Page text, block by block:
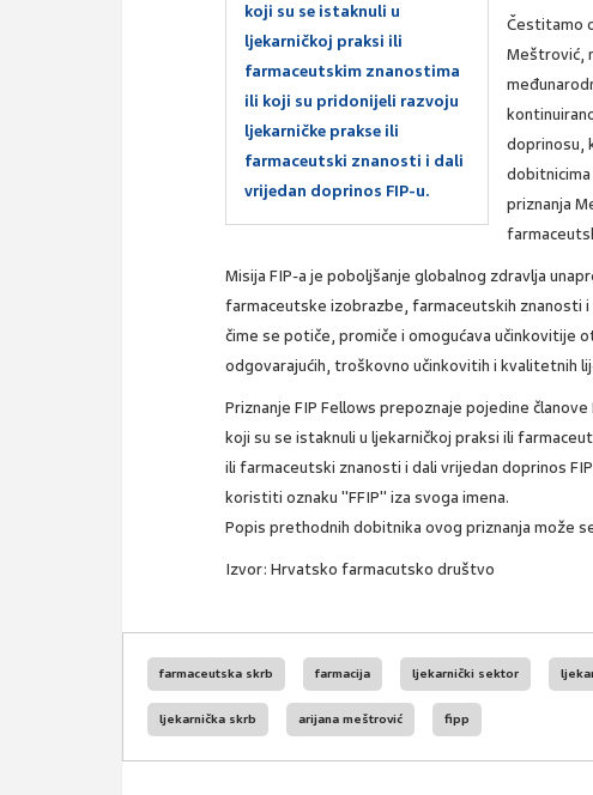
koji su se istaknuli u
ljekarničkoj praksi ili
farmaceutskim znanostima
ili koji su pridonijeli razvoju
ljekarničke prakse ili
farmaceutski znanosti i dali
vrijedan doprinos FIP-u.
Čestitamo
Meštrović,
doprinosu,
priznanja
Misija FIP-a je poboljšanje globalnog zdravlja
farmaceutske izobrazbe, farmaceutskih znanosti
čime se potiče, promiče i omogućava
odgovarajućih, troškovno učinkovitih i kvalitetnih
Priznanje FIP Fellows prepoznaje pojedine
koji su se istaknuli u ljekarničkoj praksi ili
ili farmaceutski znanosti i dali vrijedan doprinos
koristiti oznaku "FFIP" iza svoga imena.
Popis prethodnih dobitnika ovog priznanja može
Izvor: Hrvatsko farmacutsko društvo
farmaceutska skrb farmacija ljekarnički sektor
ljekarnička skrb arijana meštrović fipp